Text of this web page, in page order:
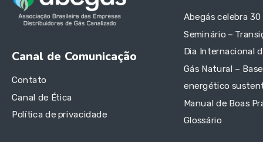
Canal de Comunicação
Contato
Canal de Ética
Política de privacidade
Abegás celebra 30
Seminário –
Dia Internacional
Gás Natural –
energético
Manual de Boas
Glossário